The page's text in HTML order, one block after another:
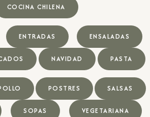
COCINA CHILENA
ENTRADAS ENSALADAS
NAVIDAD PASTA
POSTRES SALSAS
SOPAS VEGETARIANA